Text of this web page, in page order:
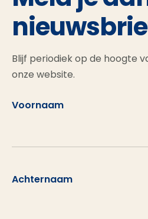
Blijf periodiek op de hoogte
onze website.
Voornaam
Achternaam